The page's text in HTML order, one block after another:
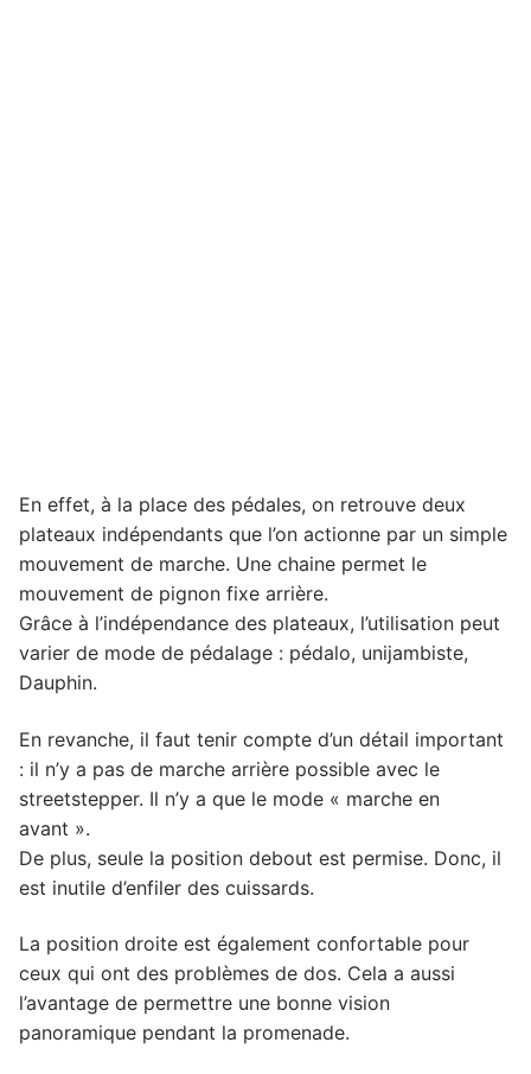
En effet, à la place des pédales, on retrouve deux
plateaux indépendants que l’on actionne par un simple
mouvement de marche. Une chaine permet le
mouvement de pignon fixe arrière.
Grâce à l’indépendance des plateaux, l’utilisation peut
varier de mode de pédalage : pédalo, unijambiste,
Dauphin.
En revanche, il faut tenir compte d’un détail important
: il n’y a pas de marche arrière possible avec le
streetstepper. Il n’y a que le mode « marche en
avant ».
De plus, seule la position debout est permise. Donc, il
est inutile d’enfiler des cuissards.
La position droite est également confortable pour
ceux qui ont des problèmes de dos. Cela a aussi
l’avantage de permettre une bonne vision
panoramique pendant la promenade.